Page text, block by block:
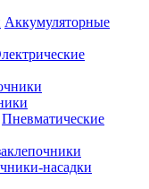
Аккумуляторные
Пневматические
насадки